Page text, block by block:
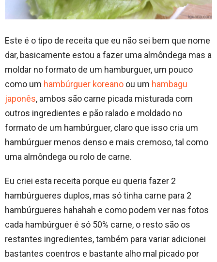
Este é o tipo de receita que eu não sei bem que nome
dar, basicamente estou a fazer uma almôndega mas a
moldar no formato de um hamburguer, um pouco
como um hambúrguer koreano ou um hambagu
japonês, ambos são carne picada misturada com
outros ingredientes e pão ralado e moldado no
formato de um hambúrguer, claro que isso cria um
hambúrguer menos denso e mais cremoso, tal como
uma almôndega ou rolo de carne.
Eu criei esta receita porque eu queria fazer 2
hambúrgueres duplos, mas só tinha carne para 2
hambúrgueres hahahah e como podem ver nas fotos
cada hambúrguer é só 50% carne, o resto são os
restantes ingredientes, também para variar adicionei
bastantes coentros e bastante alho mal picado por